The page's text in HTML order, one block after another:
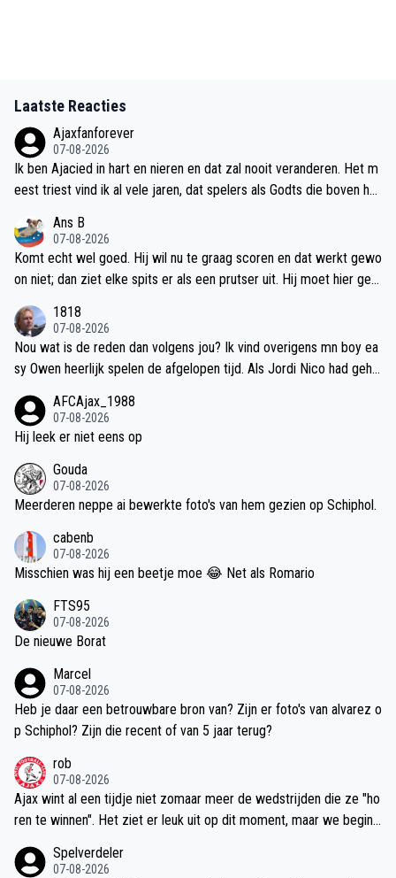
Laatste Reacties
Ajaxfanforever
07-08-2026
Ik ben Ajacied in hart en nieren en dat zal nooit veranderen. Het m
eest triest vind ik al vele jaren, dat spelers als Godts die boven het
omdat er zodra ze als betere speler worden opgemerkt gelijk aan
ze getrokken wordt. En er zijn er al zoveel hem voor gegaan. Volg
ens mij moet de club vanaf nu gewoon minstens 80 a 100 miljoen
transfermarkt om een waardige speler terug te kopen (en andere
versterking). Hoe wil Ajax ooit weer een Europese topclub worden
met dit verkoop beleid? Ik heb geen idee. Gaat volgens mij op dez
e manier niet gebeuren.
Ans B
07-08-2026
Komt echt wel goed. Hij wil nu te graag scoren en dat werkt gewo
on niet; dan ziet elke spits er als een prutser uit. Hij moet hier gew
ft veel te veel gescoord bij elke club waar hij speelde, om hier blij
vend last van te houden. Naarmate hij fitter wordt zal het ook fysie
k makkelijker en meer vanzelf gaan, en dat zal hij merken in z'n co
1818
07-08-2026
Nou wat is de reden dan volgens jou? Ik vind overigens mn boy ea
sy Owen heerlijk spelen de afgelopen tijd. Als Jordi Nico had geha
estaan. En dat Tolu mocht invallen ipv Leonardo is echt een raadse
l
AFCAjax_1988
07-08-2026
Hij leek er niet eens op
Gouda
07-08-2026
Meerderen neppe ai bewerkte foto's van hem gezien op Schiphol.
cabenb
07-08-2026
Misschien was hij een beetje moe 😂 Net als Romario
FTS95
07-08-2026
De nieuwe Borat
Marcel
07-08-2026
Heb je daar een betrouwbare bron van? Zijn er foto's van alvarez o
p Schiphol? Zijn die recent of van 5 jaar terug?
rob
07-08-2026
Ajax wint al een tijdje niet zomaar meer de wedstrijden die ze "ho
ren te winnen". Het ziet er leuk uit op dit moment, maar we beginn
r blijven eigenlijk.
Spelverdeler
07-08-2026